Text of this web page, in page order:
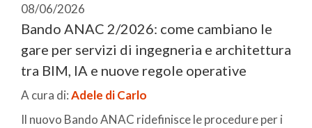
08/06/2026
Bando ANAC 2/2026: come cambiano le
gare per servizi di ingegneria e architettura
tra BIM, IA e nuove regole operative
A cura di:Adele di Carlo
Il nuovo Bando ANAC ridefinisce le procedure per i